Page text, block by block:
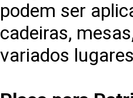
podem ser
cadeiras,
variados